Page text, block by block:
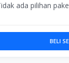
ada pilihan
BELI